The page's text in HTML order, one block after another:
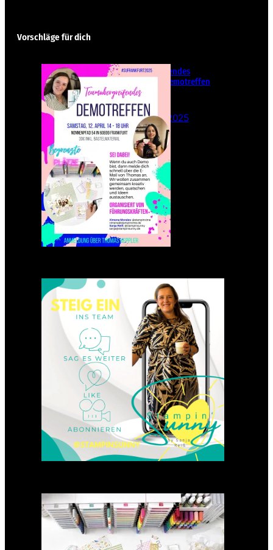
Vorschläge für dich
Teamübergreifendes
Stampin‘ Up! Demotreffen
– Sei dabei!
26. Februar 2025
Einsteigen 2025 im Team
Stampin‘ Sunny
23. Januar 2025
GANZ NEU: Scrapbooking
Club 2025
21. Januar 2025